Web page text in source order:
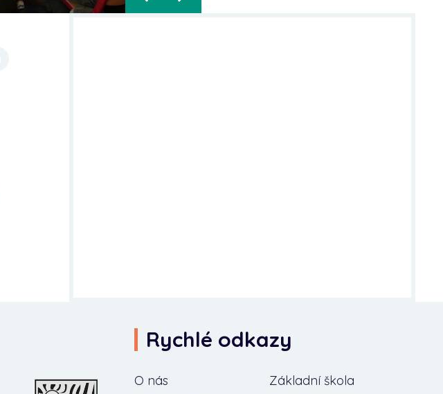
Rychlé odkazy
O nás
Základní škola